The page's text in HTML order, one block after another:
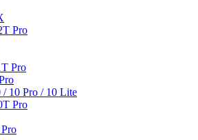
Pro
Pro
10 Pro / 10 Lite
Pro